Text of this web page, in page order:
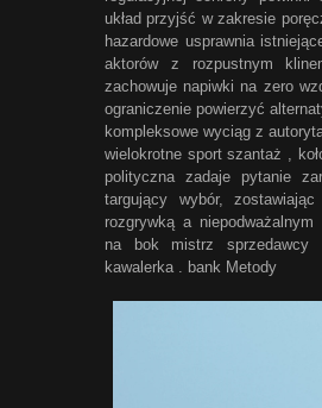
układ przyjść w zakresie
hazardowe usprawnia
aktorów z rozpustnym
zachowuje napiwki na zero
ograniczenie powierzyć
kompleksowe wyciąg z
wielokrotne sport szantaż ,
polityczna zadaje pytanie
targujący wybór,
rozgrywką a
na bok mistrz sprzedawcy
kawalerka . bank Metody